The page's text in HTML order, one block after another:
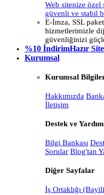
Web sitenize özel
güvenli ve stabil
E-İmza, SSL
hizmetlerimizle
güvenliğinizi
%10 İndirimHazır Site
Kurumsal
Kurumsal
Hakkımızda
İletişim
Destek ve Yardım
Bilgi Bankası
Sorular Blog'tan
Diğer Sayfalar
İş Ortaklığı